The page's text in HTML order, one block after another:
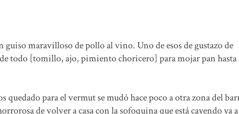
maravilloso de pollo al vino. Uno de esos de gustazo de
todo [tomillo, ajo, pimiento choricero] para mojar pan hasta
quedado para el vermut se mudó hace poco a otra zona del
de volver a casa con la sofoquina que está cayendo ya a